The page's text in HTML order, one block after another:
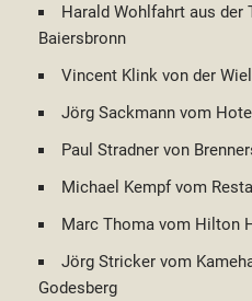
Harald Wohlfahrt aus der
Baiersbronn
Vincent Klink von der
Jörg Sackmann vom
Paul Stradner von
Michael Kempf vom
Marc Thoma vom Hilton
Jörg Stricker vom
Godesberg